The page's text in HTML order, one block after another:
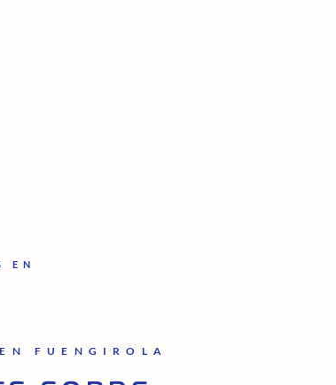
EN
FUENGIROLA